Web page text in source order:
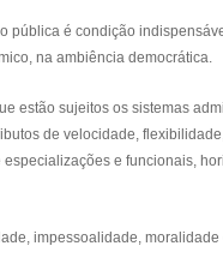
pública é condição
na ambiência democrática.
estão sujeitos os sistemas
de velocidade,
e funcionais,
impessoalidade,